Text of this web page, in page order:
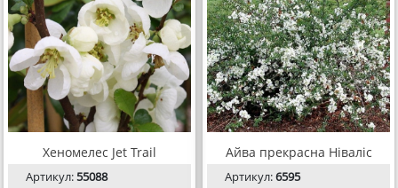
Хеномелес Jet Trail
Артикул:55088
Айва прекрасна Ніваліс
Артикул:6595